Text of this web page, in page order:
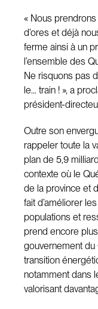
« Nous
d’ores et déjà
ferme ainsi à un
l’ensemble des
Ne risquons pas
le… train ! », a
président-
Outre son
rappeler toute la
plan de 5,9
contexte où le
de la province et
fait d’améliorer
populations et
prend encore
gouvernement du
transition
notamment dans
valorisant